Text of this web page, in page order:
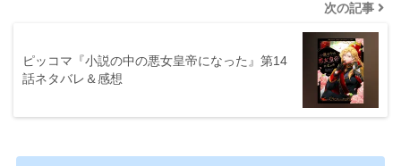
次の記事
ピッコマ『小説の中の悪女皇帝になった』第14
話ネタバレ＆感想